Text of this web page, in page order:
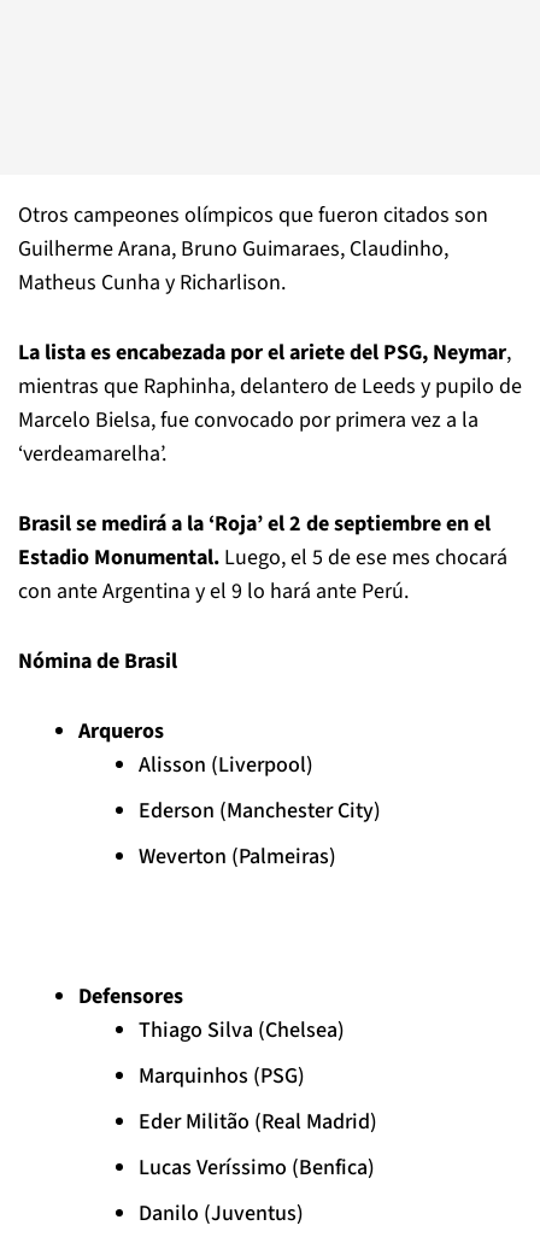
Otros campeones olímpicos que fueron citados son
Guilherme Arana, Bruno Guimaraes, Claudinho,
Matheus Cunha y Richarlison.
La lista es encabezada por el ariete del PSG, Neymar,
mientras que Raphinha, delantero de Leeds y pupilo de
Marcelo Bielsa, fue convocado por primera vez a la
‘verdeamarelha’.
Brasil se medirá a la ‘Roja’ el 2 de septiembre en el
Estadio Monumental. Luego, el 5 de ese mes chocará
con ante Argentina y el 9 lo hará ante Perú.
Nómina de Brasil
Arqueros
Alisson (Liverpool)
Ederson (Manchester City)
Weverton (Palmeiras)
Defensores
Thiago Silva (Chelsea)
Marquinhos (PSG)
Eder Militão (Real Madrid)
Lucas Veríssimo (Benfica)
Danilo (Juventus)